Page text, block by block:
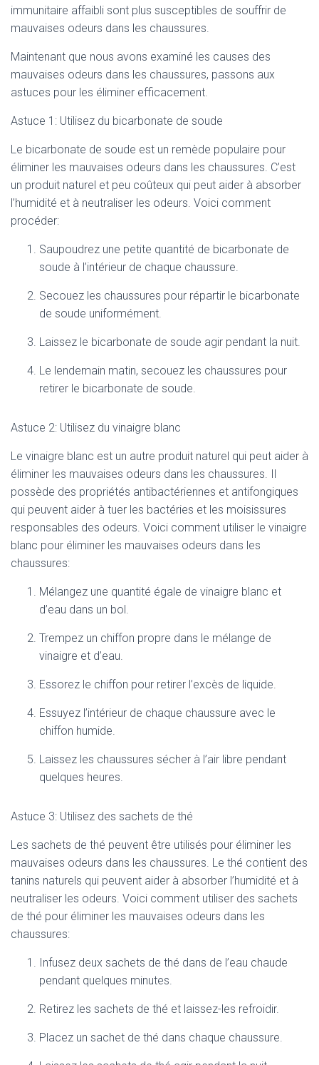
immunitaire affaibli sont plus susceptibles de souffrir de
mauvaises odeurs dans les chaussures.
Maintenant que nous avons examiné les causes des
mauvaises odeurs dans les chaussures, passons aux
astuces pour les éliminer efficacement.
Astuce 1: Utilisez du bicarbonate de soude
Le bicarbonate de soude est un remède populaire pour
éliminer les mauvaises odeurs dans les chaussures. C’est
un produit naturel et peu coûteux qui peut aider à absorber
l’humidité et à neutraliser les odeurs. Voici comment
procéder:
Saupoudrez une petite quantité de bicarbonate de
soude à l’intérieur de chaque chaussure.
Secouez les chaussures pour répartir le bicarbonate
de soude uniformément.
Laissez le bicarbonate de soude agir pendant la nuit.
Le lendemain matin, secouez les chaussures pour
retirer le bicarbonate de soude.
Astuce 2: Utilisez du vinaigre blanc
Le vinaigre blanc est un autre produit naturel qui peut aider à
éliminer les mauvaises odeurs dans les chaussures. Il
possède des propriétés antibactériennes et antifongiques
qui peuvent aider à tuer les bactéries et les moisissures
responsables des odeurs. Voici comment utiliser le vinaigre
blanc pour éliminer les mauvaises odeurs dans les
chaussures:
Mélangez une quantité égale de vinaigre blanc et
d’eau dans un bol.
Trempez un chiffon propre dans le mélange de
vinaigre et d’eau.
Essorez le chiffon pour retirer l’excès de liquide.
Essuyez l’intérieur de chaque chaussure avec le
chiffon humide.
Laissez les chaussures sécher à l’air libre pendant
quelques heures.
Astuce 3: Utilisez des sachets de thé
Les sachets de thé peuvent être utilisés pour éliminer les
mauvaises odeurs dans les chaussures. Le thé contient des
tanins naturels qui peuvent aider à absorber l’humidité et à
neutraliser les odeurs. Voici comment utiliser des sachets
de thé pour éliminer les mauvaises odeurs dans les
chaussures:
Infusez deux sachets de thé dans de l’eau chaude
pendant quelques minutes.
Retirez les sachets de thé et laissez-les refroidir.
Placez un sachet de thé dans chaque chaussure.